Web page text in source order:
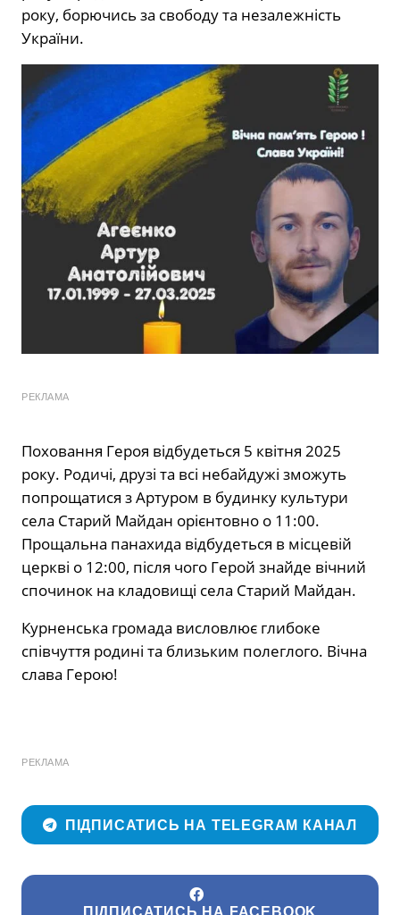
року, борючись за свободу та незалежність
України.
РЕКЛАМА
Поховання Героя відбудеться 5 квітня 2025
року. Родичі, друзі та всі небайдужі зможуть
попрощатися з Артуром в будинку культури
села Старий Майдан орієнтовно о 11:00.
Прощальна панахида відбудеться в місцевій
церкві о 12:00, після чого Герой знайде вічний
спочинок на кладовищі села Старий Майдан.
Курненська громада висловлює глибоке
співчуття родині та близьким полеглого. Вічна
слава Герою!
РЕКЛАМА
ПІДПИСАТИСЬ НА TELEGRAM КАНАЛ
ПІДПИСАТИСЬ НА FACEBOOK